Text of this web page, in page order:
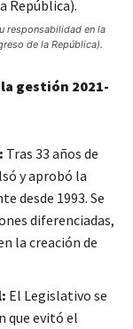
responsabilidad en la
de la República).
gestión 2021-
Tras 33 años de
y aprobó la
desde 1993. Se
diferenciadas,
la creación de
El Legislativo se
que evitó el